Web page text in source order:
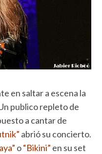
en saltar a escena la
publico repleto de
a cantar de
abrió su concierto.
o“Bikini” en su set